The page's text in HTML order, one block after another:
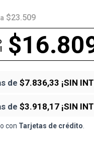
$23.509
de $7.836,33 ¡SIN
de $3.918,17 ¡SIN
con Tarjetas de crédito